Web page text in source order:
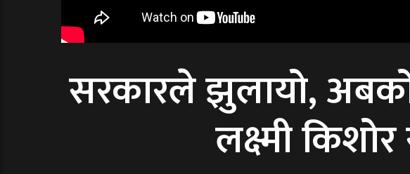
सरकारले झुलायो,
लक्ष्मी